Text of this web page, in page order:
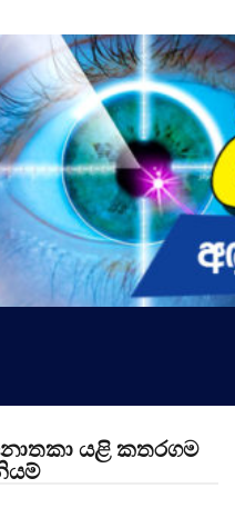
යළි කතරගම